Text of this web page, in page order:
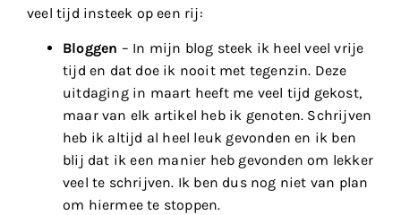
veel tijd insteek op een rij:
Bloggen – In mijn blog steek ik heel veel vrije
tijd en dat doe ik nooit met tegenzin. Deze
uitdaging in maart heeft me veel tijd gekost,
maar van elk artikel heb ik genoten. Schrijven
heb ik altijd al heel leuk gevonden en ik ben
blij dat ik een manier heb gevonden om lekker
veel te schrijven. Ik ben dus nog niet van plan
om hiermee te stoppen.